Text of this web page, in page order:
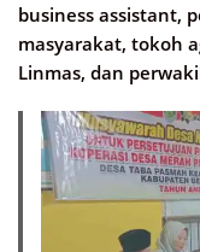
business assistant,
masyarakat, tokoh
Linmas, dan